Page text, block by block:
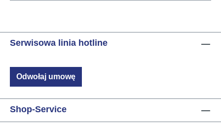
Serwisowa linia hotline
Odwołaj umowę
Shop-Service